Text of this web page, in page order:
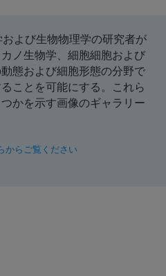
よび生物物理学の研究者が
ノ生物学、細胞細胞および
態および細胞形態の分野で
ことを可能にする。これら
かを示す画像のギャラリー
からご覧ください